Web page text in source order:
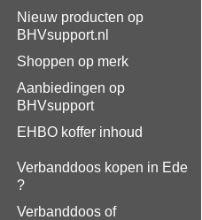
Nieuw producten op
BHVsupport.nl
Shoppen op merk
Aanbiedingen op
BHVsupport
EHBO koffer inhoud
Verbanddoos kopen in Ede
?
Verbanddoos of